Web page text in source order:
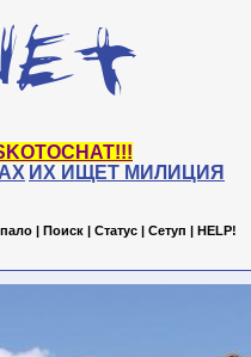
ИХ ИЩЕТ МИЛИЦИЯ
| Поиск | Статус | Сетуп | HELP!